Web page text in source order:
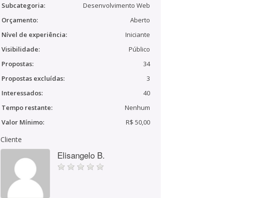
Subcategoria:
Desenvolvimento Web
Orçamento:
Aberto
Nível de experiência:
Iniciante
Visibilidade:
Público
Propostas:
34
Propostas excluídas:
3
Interessados:
40
Tempo restante:
Nenhum
Valor Mínimo:
R$ 50,00
Cliente
Elisangelo B.